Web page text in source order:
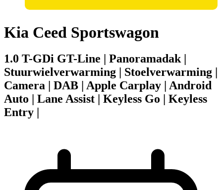
Kia Ceed Sportswagon
1.0 T-GDi GT-Line | Panoramadak |
Stuurwielverwarming | Stoelverwarming |
Camera | DAB | Apple Carplay | Android
Auto | Lane Assist | Keyless Go | Keyless
Entry |